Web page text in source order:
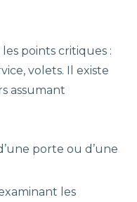
points critiques :
volets. Il existe
assumant
porte ou d’une
les